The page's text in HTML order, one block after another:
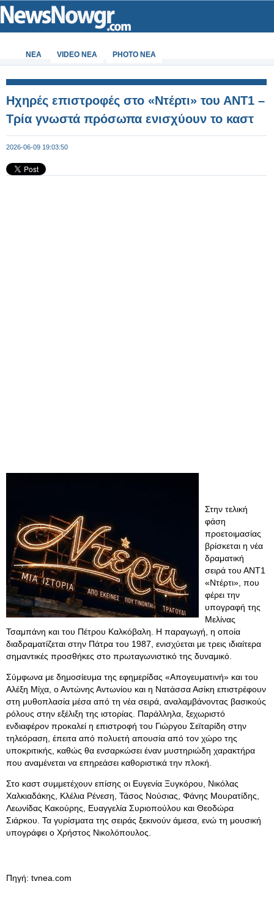
ΝΕΑ VIDEO NEA PHOTO NEA
Ηχηρές επιστροφές στο «Ντέρτι» του ΑΝΤ1 –
Τρία γνωστά πρόσωπα ενισχύουν το καστ
2026-06-09 19:03:50
Στην τελική
φάση
προετοιμασίας
βρίσκεται η νέα
δραματική
σειρά του ΑΝΤ1
«Ντέρτι», που
φέρει την
υπογραφή της
Μελίνας
Τσαμπάνη και του Πέτρου Καλκόβαλη. Η παραγωγή, η οποία
διαδραματίζεται στην Πάτρα του 1987, ενισχύεται με τρεις ιδιαίτερα
σημαντικές προσθήκες στο πρωταγωνιστικό της δυναμικό.
Σύμφωνα με δημοσίευμα της εφημερίδας «Απογευματινή» και του
Αλέξη Μίχα, ο Αντώνης Αντωνίου και η Νατάσσα Ασίκη επιστρέφουν
στη μυθοπλασία μέσα από τη νέα σειρά, αναλαμβάνοντας βασικούς
ρόλους στην εξέλιξη της ιστορίας. Παράλληλα, ξεχωριστό
ενδιαφέρον προκαλεί η επιστροφή του Γιώργου Σεϊταρίδη στην
τηλεόραση, έπειτα από πολυετή απουσία από τον χώρο της
υποκριτικής, καθώς θα ενσαρκώσει έναν μυστηριώδη χαρακτήρα
που αναμένεται να επηρεάσει καθοριστικά την πλοκή.
Στο καστ συμμετέχουν επίσης οι Ευγενία Ξυγκόρου, Νικόλας
Χαλκιαδάκης, Κλέλια Ρένεση, Τάσος Νούσιας, Φάνης Μουρατίδης,
Λεωνίδας Κακούρης, Ευαγγελία Συριοπούλου και Θεοδώρα
Σιάρκου. Τα γυρίσματα της σειράς ξεκινούν άμεσα, ενώ τη μουσική
υπογράφει ο Χρήστος Νικολόπουλος.
Πηγή: tvnea.com